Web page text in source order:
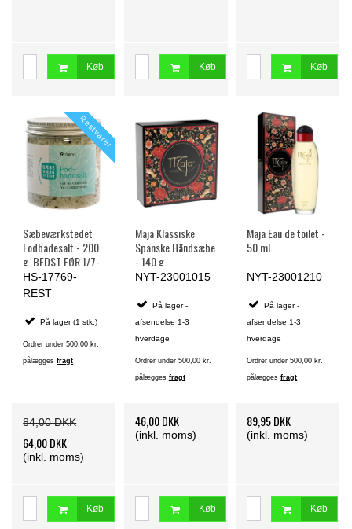
Køb Køb Køb
Restvarer
Sæbeværkstedet
Fodbadesalt - 200
g. BEDST FØR 1/7-
26
HS-17769-
REST
På lager (1 stk.)
Ordrer under 500,00 kr.
pålæggesfragt
84,00 DKK
64,00 DKK
(inkl. moms)
Køb
Maja Klassiske
Spanske Håndsæbe
- 140 g.
NYT-23001015
På lager -
afsendelse 1-3
hverdage
Ordrer under 500,00 kr.
pålægges fragt
46,00 DKK
(inkl. moms)
Køb
Maja Eau de toilet -
50 ml.
NYT-23001210
På lager -
afsendelse 1-3
hverdage
Ordrer under 500,00 kr.
pålæggesfragt
89,95 DKK
(inkl. moms)
Køb